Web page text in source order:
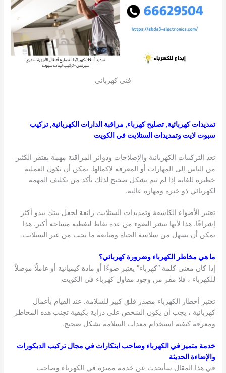
فني كهربائي
تمديدات كهربائية, تصليح كهرباء, مراقبة الدارات الكهربائية, تركيب
سبوت لايت وتمديدات الستلايت في الكويت
تعد التركيبات الكهربائية والإصلاحات ودوائر المراقبة مهمة يفتقر الكثير
من الناس إلى المهارات أو المعرفة لإكمالها. يمكن أن تكون العملية
خطيرة للغاية إذا لم تتم بشكل صحيح لذلك تأكد من تكليف المهمة
لكهربائي ذو خبرة ومهارة عالية.
تعتبر الأضواء الكاشفة وتمديدات الستلايت رائعة لجعل بيتك يبدو أكثر
إشراقًا. هذا لأنها تنشر الضوء من عدة نقاط لتغطية مساحة أكبر. هذا
يمكن أن يسهل من سلاسة الحياة ومتابعة ما تحب من عبر الستلايت.
ما هي مخاطر الكهرباء وضرورة كهربائي؟
إذا كان معنى كلمة “كهرباء” يعتبر ضوءًا أو مادة كيميائية أو عاملًا موصلاً
للكهرباء ، فلا مفر من وجود مقاول كهرباء في الكويت
تعتبر أخطار الكهرباء مصدر قلق كبير للسلامة. عند القيام بأعمال
كهربائية ، يجب أن يكون الشخص على دراية بكيفية تجنب هذه المخاطر
ومعرفة كيفية استخدام معدات السلامة بشكل صحيح.
خدمة متميز في الكهرباء وصاحب ابتكارات في مجال تركيب الديكورات
والإضاءة الحديثة
في هذا المقال سأتحدث عن خدمة مميزة في الكهرباء وصاحب